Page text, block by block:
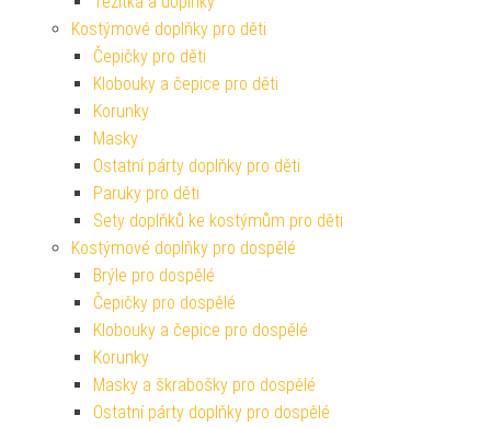
Kostýmové doplňky pro děti
Čepičky pro děti
Klobouky a čepice pro děti
Korunky
Masky
Ostatní párty doplňky pro děti
Paruky pro děti
Sety doplňků ke kostýmům pro děti
Kostýmové doplňky pro dospělé
Brýle pro dospělé
Čepičky pro dospělé
Klobouky a čepice pro dospělé
Korunky
Masky a škrabošky pro dospělé
Ostatní párty doplňky pro dospělé